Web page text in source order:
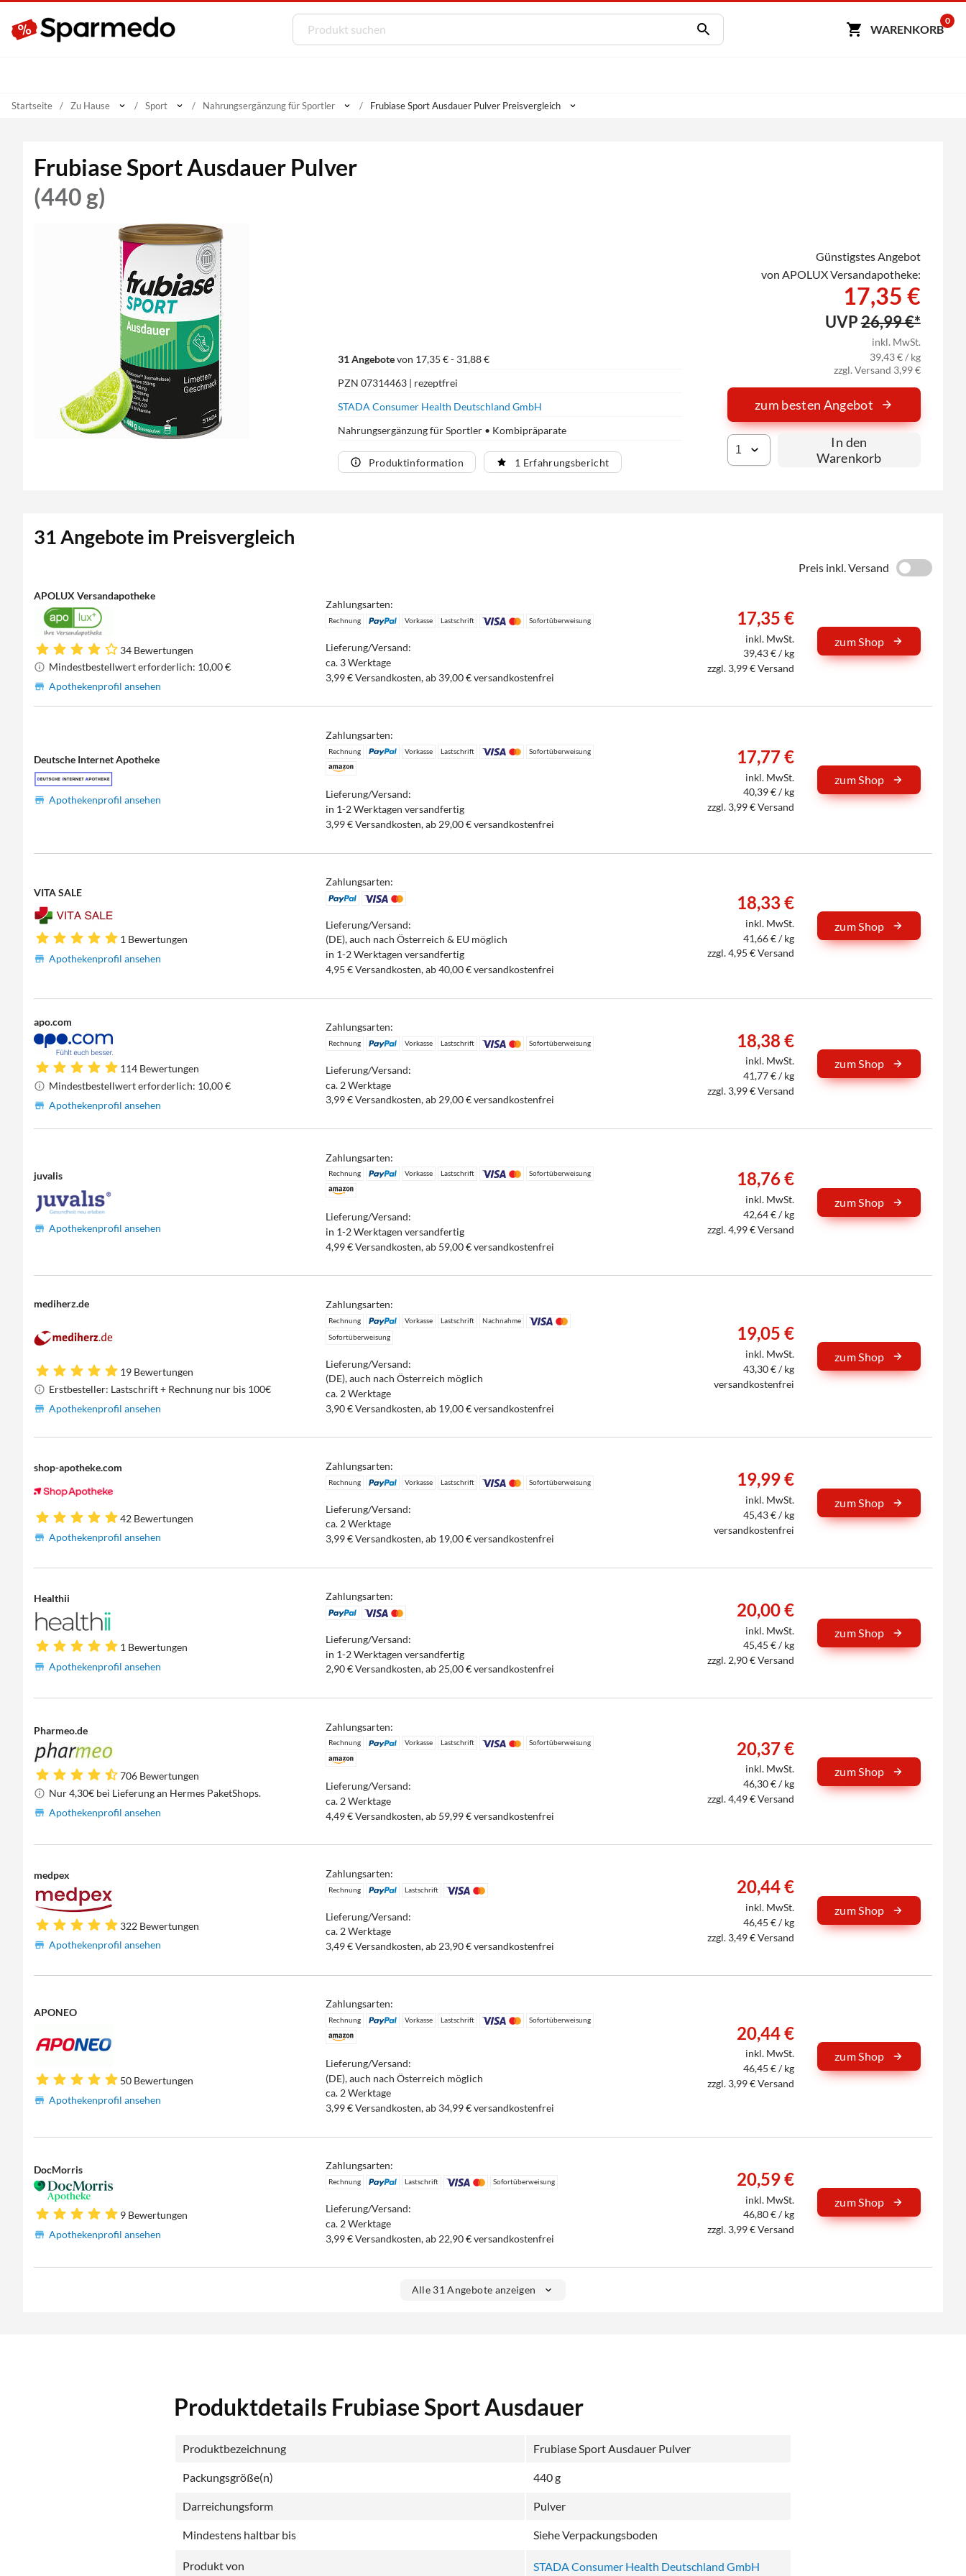
WARENKORB
0
Startseite Zu Hause Sport Nahrungsergänzung für Sportler Frubiase Sport Ausdauer Pulver Preisvergleich
Frubiase Sport Ausdauer Pulver
(440 g)
31 Angebotevon 17,35 € - 31,88 €
PZN 07314463 | rezeptfrei
STADA Consumer Health Deutschland GmbH
Nahrungsergänzung für Sportler • Kombipräparate
Produktinformation 1 Erfahrungsbericht
Günstigstes Angebot
von APOLUX Versandapotheke:
17,35 €
UVP26,99 €*
inkl. MwSt.
39,43 € / kg
zzgl. Versand 3,99 €
zum besten Angebot
In den
Warenkorb
31 Angebote im Preisvergleich
Preis inkl. Versand
APOLUX Versandapotheke
34 Bewertungen
Mindestbestellwert erforderlich: 10,00 €
Apothekenprofil ansehen
Zahlungsarten:
Rechnung Vorkasse Lastschrift Sofortüberweisung
Lieferung/Versand:
ca. 3 Werktage
3,99 € Versandkosten, ab 39,00 € versandkostenfrei
17,35 €
inkl. MwSt.
39,43 € / kg
zzgl. 3,99 € Versand
zum Shop
Deutsche Internet Apotheke
Apothekenprofil ansehen
Zahlungsarten:
Rechnung Vorkasse Lastschrift Sofortüberweisung
Lieferung/Versand:
in 1-2 Werktagen versandfertig
3,99 € Versandkosten, ab 29,00 € versandkostenfrei
17,77 €
inkl. MwSt.
40,39 € / kg
zzgl. 3,99 € Versand
zum Shop
VITA SALE
1 Bewertungen
Apothekenprofil ansehen
Zahlungsarten:
Lieferung/Versand:
(DE), auch nach Österreich & EU möglich
in 1-2 Werktagen versandfertig
4,95 € Versandkosten, ab 40,00 € versandkostenfrei
18,33 €
inkl. MwSt.
41,66 € / kg
zzgl. 4,95 € Versand
zum Shop
apo.com
114 Bewertungen
Mindestbestellwert erforderlich: 10,00 €
Apothekenprofil ansehen
Zahlungsarten:
Rechnung Vorkasse Lastschrift Sofortüberweisung
Lieferung/Versand:
ca. 2 Werktage
3,99 € Versandkosten, ab 29,00 € versandkostenfrei
18,38 €
inkl. MwSt.
41,77 € / kg
zzgl. 3,99 € Versand
zum Shop
juvalis
Apothekenprofil ansehen
Zahlungsarten:
Rechnung Vorkasse Lastschrift Sofortüberweisung
Lieferung/Versand:
in 1-2 Werktagen versandfertig
4,99 € Versandkosten, ab 59,00 € versandkostenfrei
18,76 €
inkl. MwSt.
42,64 € / kg
zzgl. 4,99 € Versand
zum Shop
mediherz.de
19 Bewertungen
Erstbesteller: Lastschrift + Rechnung nur bis 100€
Apothekenprofil ansehen
Zahlungsarten:
Rechnung Vorkasse Lastschrift
Nachnahme
Sofortüberweisung
Lieferung/Versand:
(DE), auch nach Österreich möglich
ca. 2 Werktage
3,90 € Versandkosten, ab 19,00 € versandkostenfrei
19,05 €
inkl. MwSt.
43,30 € / kg
versandkostenfrei
zum Shop
shop-apotheke.com
42 Bewertungen
Apothekenprofil ansehen
Zahlungsarten:
Rechnung Vorkasse Lastschrift Sofortüberweisung
Lieferung/Versand:
ca. 2 Werktage
3,99 € Versandkosten, ab 19,00 € versandkostenfrei
19,99 €
inkl. MwSt.
45,43 € / kg
versandkostenfrei
zum Shop
Healthii
1 Bewertungen
Apothekenprofil ansehen
Zahlungsarten:
Lieferung/Versand:
in 1-2 Werktagen versandfertig
2,90 € Versandkosten, ab 25,00 € versandkostenfrei
20,00 €
inkl. MwSt.
45,45 € / kg
zzgl. 2,90 € Versand
zum Shop
Pharmeo.de
706 Bewertungen
Nur 4,30€ bei Lieferung an Hermes PaketShops.
Apothekenprofil ansehen
Zahlungsarten:
Rechnung Vorkasse Lastschrift Sofortüberweisung
Lieferung/Versand:
ca. 2 Werktage
4,49 € Versandkosten, ab 59,99 € versandkostenfrei
20,37 €
inkl. MwSt.
46,30 € / kg
zzgl. 4,49 € Versand
zum Shop
medpex
322 Bewertungen
Apothekenprofil ansehen
Zahlungsarten:
Rechnung Lastschrift
Lieferung/Versand:
ca. 2 Werktage
3,49 € Versandkosten, ab 23,90 € versandkostenfrei
20,44 €
inkl. MwSt.
46,45 € / kg
zzgl. 3,49 € Versand
zum Shop
APONEO
50 Bewertungen
Apothekenprofil ansehen
Zahlungsarten:
Rechnung Vorkasse Lastschrift Sofortüberweisung
Lieferung/Versand:
(DE), auch nach Österreich möglich
ca. 2 Werktage
3,99 € Versandkosten, ab 34,99 € versandkostenfrei
20,44 €
inkl. MwSt.
46,45 € / kg
zzgl. 3,99 € Versand
zum Shop
DocMorris
9 Bewertungen
Apothekenprofil ansehen
Zahlungsarten:
Rechnung Lastschrift Sofortüberweisung
Lieferung/Versand:
ca. 2 Werktage
3,99 € Versandkosten, ab 22,90 € versandkostenfrei
20,59 €
inkl. MwSt.
46,80 € / kg
zzgl. 3,99 € Versand
zum Shop
Alle 31 Angebote anzeigen
Produktdetails Frubiase Sport Ausdauer
Produktbezeichnung Frubiase Sport Ausdauer Pulver
Packungsgröße(n) 440 g
Darreichungsform Pulver
Mindestens haltbar bis Siehe Verpackungsboden
Produkt von STADA Consumer Health Deutschland GmbH